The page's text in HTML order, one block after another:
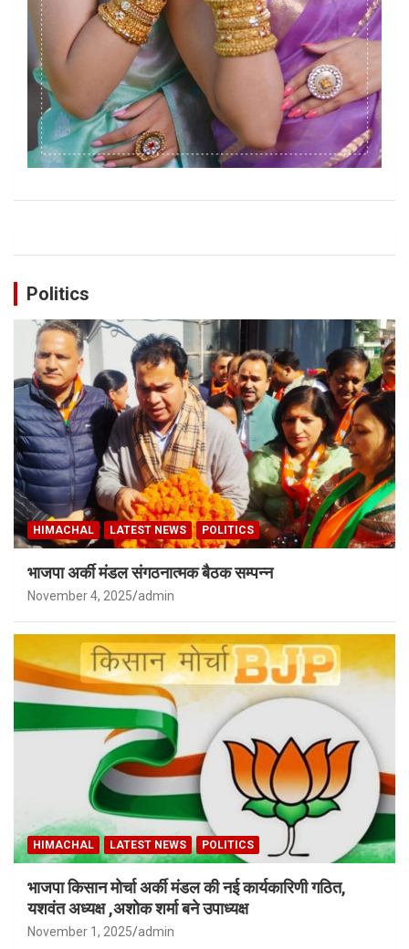
Politics
HIMACHAL LATEST NEWS POLITICS
भाजपा अर्की मंडल संगठनात्मक बैठक सम्पन्न
November 4, 2025 admin
HIMACHAL LATEST NEWS POLITICS
भाजपा किसान मोर्चा अर्की मंडल की नई कार्यकारिणी गठित,
यशवंत अध्यक्ष ,अशोक शर्मा बने उपाध्यक्ष
November 1, 2025 admin